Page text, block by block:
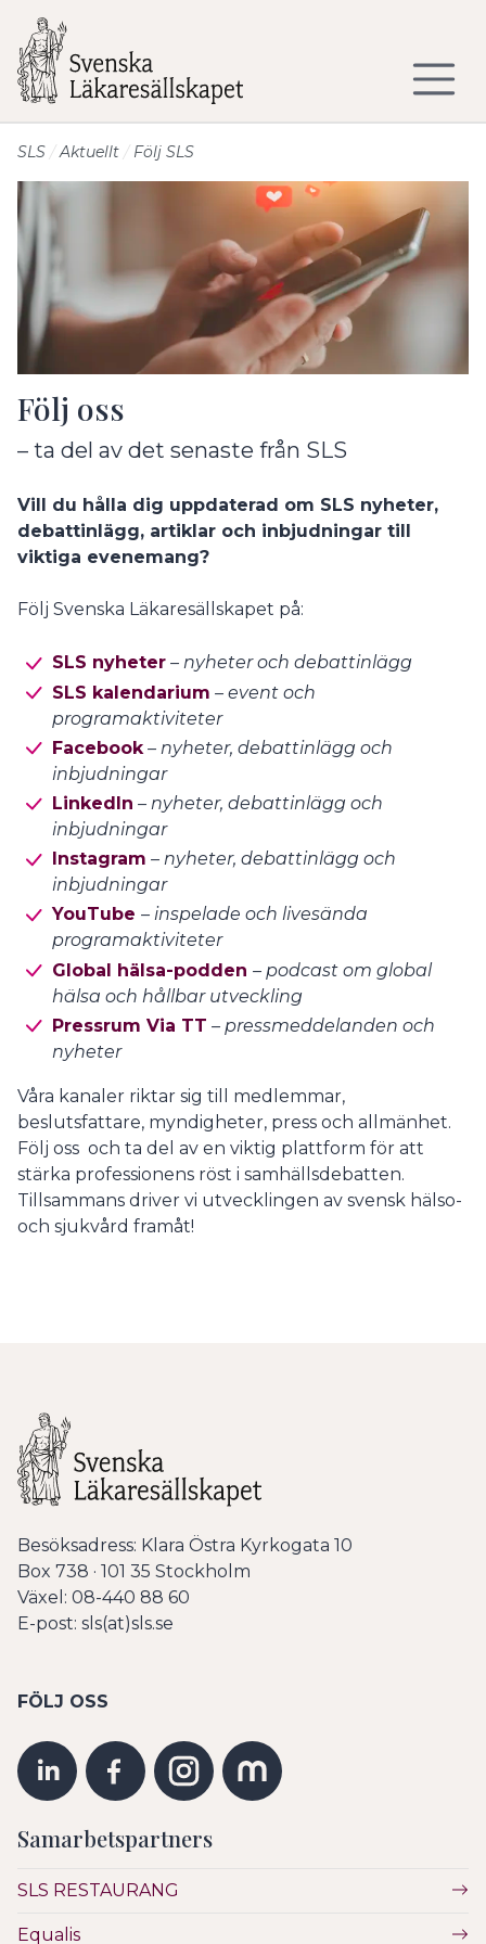
SLS Aktuellt Följ SLS
Följ oss
– ta del av det senaste från SLS
Vill du hålla dig uppdaterad om SLS nyheter,
debattinlägg, artiklar och inbjudningar till
viktiga evenemang?
Följ Svenska Läkaresällskapet på:
SLS nyheter – nyheter och debattinlägg
SLS kalendarium – event och
programaktiviteter
Facebook – nyheter, debattinlägg och
inbjudningar
LinkedIn – nyheter, debattinlägg och
inbjudningar
Instagram – nyheter, debattinlägg och
inbjudningar
YouTube – inspelade och livesända
programaktiviteter
Global hälsa-podden – podcast om global
hälsa och hållbar utveckling
Pressrum Via TT – pressmeddelanden och
nyheter
Våra kanaler riktar sig till medlemmar,
beslutsfattare, myndigheter, press och allmänhet.
Följ oss och ta del av en viktig plattform för att
stärka professionens röst i samhällsdebatten.
Tillsammans driver vi utvecklingen av svensk hälso-
och sjukvård framåt!
Besöksadress: Klara Östra Kyrkogata 10
Box 738 · 101 35 Stockholm
Växel: 08-440 88 60
E-post: sls(at)sls.se
FÖLJ OSS
Samarbetspartners
SLS RESTAURANG
Equalis